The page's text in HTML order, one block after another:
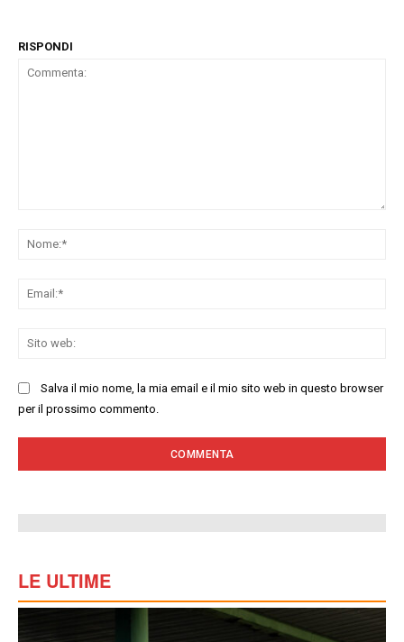
RISPONDI
Salva il mio nome, la mia email e il mio sito web in questo browser
per il prossimo commento.
LE ULTIME